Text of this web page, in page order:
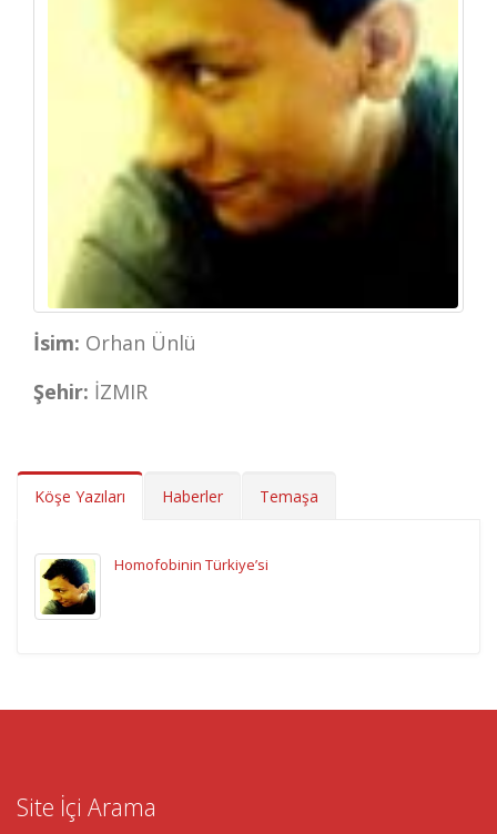
İsim: Orhan Ünlü
Şehir: İZMIR
Köşe Yazıları Haberler Temaşa
Homofobinin Türkiye’si
Site İçi Arama